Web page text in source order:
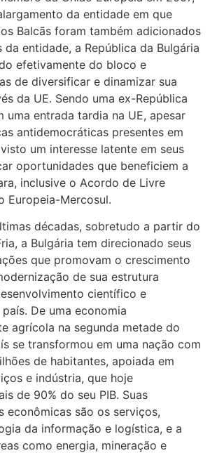
da entidade em que
Balcãs foram também adicionados
entidade, a República da Bulgária
efetivamente do bloco e
de diversificar e dinamizar sua
da UE. Sendo uma ex-República
uma entrada tardia na UE, apesar
antidemocráticas presentes em
um interesse latente em seus
oportunidades que beneficiem a
inclusive o Acordo de Livre
Europeia-Mercosul.
décadas, sobretudo a partir do
a Bulgária tem direcionado seus
que promovam o crescimento
de sua estrutura
científico e
De uma economia
agrícola na segunda metade do
se transformou em uma nação com
de habitantes, apoiada em
e indústria, que hoje
de 90% do seu PIB. Suas
econômicas são os serviços,
da informação e logística, e a
como energia, mineração e